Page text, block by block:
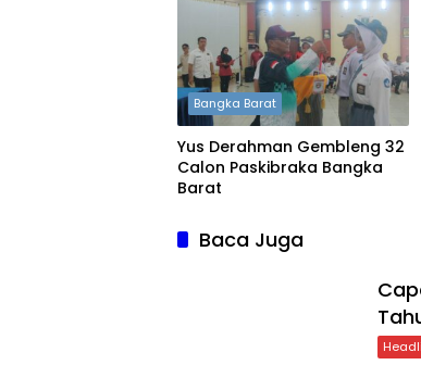
Bangka Barat
Yus Derahman Gembleng 32
Calon Paskibraka Bangka
Barat
Baca Juga